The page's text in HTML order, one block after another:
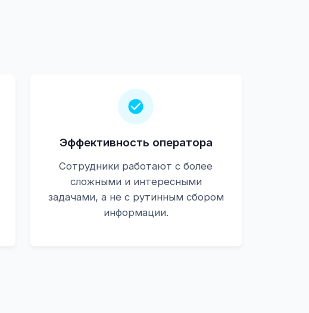
Эффективность оператора
Сотрудники работают с более
сложными и интересными
задачами, а не с рутинным сбором
информации.